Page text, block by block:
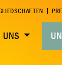
UNS